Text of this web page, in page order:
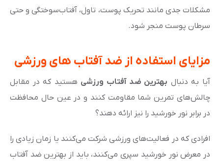
مشکلات جدی مانند تحریک پوست، تاول، آفتاب‌سوختگی و حتی
سرطان پوست منجر شود.
مزایای استفاده از ضد آفتاب های ورزشی
آیا به دنبال بهترین ضد آفتاب ورزشیهستید که در مقابل
چالش‌های تمرین شما مقاومت کنند و در عین حال محافظت
در برابر نور خورشید را نیز ارائه دهند؟
افرادی که در فعالیت‌های ورزشی شرکت می‌کنند یا زمان زیادی را
در معرض نور خورشید سپری می‌کنند، باید از بهترین ضد آفتاب‌